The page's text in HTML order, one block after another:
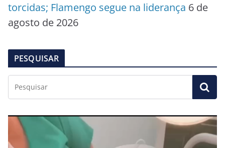
torcidas; Flamengo segue na liderança 6 de
agosto de 2026
PESQUISAR